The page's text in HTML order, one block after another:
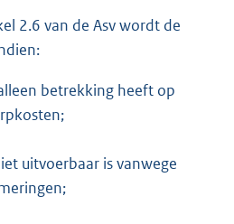
2.6 van de Asv wordt de
betrekking heeft op
uitvoerbaar is vanwege